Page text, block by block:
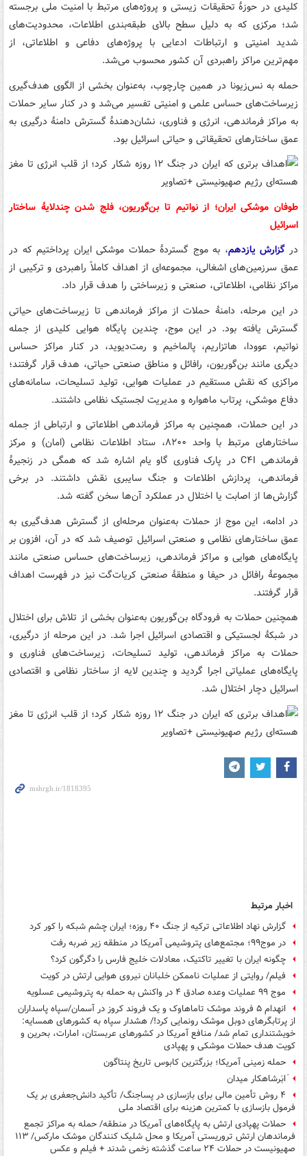
کلیدی در حوزهٔ تحقیقات زیستی و پروژه‌های مرتبط با امنیت ملی برجسته
شد؛ مرکزی که به دلیل سطح بالای طبقه‌بندی اطلاعات، محدودیت‌های
شدید امنیتی و ارتباطات ادعایی با پروژه‌های دفاعی و اطلاعاتی، از
مهم‌ترین مراکز راهبردی آن کشور محسوب می‌شد.
حمله به نس‌زیونا در همین چارچوب، به‌عنوان بخشی از الگوی هدف‌گیری
زیرساخت‌های حساس علمی و امنیتی تفسیر می‌شد و در کنار سایر حملات
به مراکز فرماندهی، انرژی و فناوری، نشان‌دهندهٔ گسترش دامنهٔ درگیری به
عمق ساختارهای تحقیقاتی و حیاتی اسرائیل بود.
طوفان موشکی ایران؛ از نواتیم تا بن‌گوریون، فلج شدن چندلایهٔ ساختار
اسرائیل
درگزارش یازدهم، به موج گستردهٔ حملات موشکی ایران پرداختیم که در
عمق سرزمین‌های اشغالی، مجموعه‌ای از اهداف کاملاً راهبردی و ترکیبی از
مراکز نظامی، اطلاعاتی، صنعتی و زیرساختی را هدف قرار داد.
در این مرحله، دامنهٔ حملات از مراکز فرماندهی تا زیرساخت‌های حیاتی
گسترش یافته بود. در این موج، چندین پایگاه هوایی کلیدی از جمله
نواتیم، عوودا، هاتزاریم، پالماخیم و رمت‌دیوید، در کنار مراکز حساس
دیگری مانند بن‌گوریون، رافائل و مناطق صنعتی حیاتی، هدف قرار گرفتند؛
مراکزی که نقش مستقیم در عملیات هوایی، تولید تسلیحات، سامانه‌های
دفاع موشکی، پرتاب ماهواره و مدیریت لجستیک نظامی داشتند.
در این حملات، همچنین به مراکز فرماندهی اطلاعاتی و ارتباطی از جمله
ساختارهای مرتبط با واحد ۸۲۰۰، ستاد اطلاعات نظامی (امان) و مرکز
فرماندهی C۴I در پارک فناوری گاو یام اشاره شد که همگی در زنجیرهٔ
فرماندهی، پردازش اطلاعات و جنگ سایبری نقش داشتند. در برخی
گزارش‌ها از اصابت یا اختلال در عملکرد آن‌ها سخن گفته شد.
در ادامه، این موج از حملات به‌عنوان مرحله‌ای از گسترش هدف‌گیری به
عمق ساختارهای نظامی و صنعتی اسرائیل توصیف شد که در آن، افزون بر
پایگاه‌های هوایی و مراکز فرماندهی، زیرساخت‌های حساس صنعتی مانند
مجموعهٔ رافائل در حیفا و منطقهٔ صنعتی کریات‌گت نیز در فهرست اهداف
قرار گرفتند.
همچنین حملات به فرودگاه بن‌گوریون به‌عنوان بخشی از تلاش برای اختلال
در شبکهٔ لجستیکی و اقتصادی اسرائیل اجرا شد. در این مرحله از درگیری،
حملات به مراکز فرماندهی، تولید تسلیحات، زیرساخت‌های فناوری و
پایگاه‌های عملیاتی اجرا گردید و چندین لایه از ساختار نظامی و اقتصادی
اسرائیل دچار اختلال شد.
اخبار مرتبط
گزارش نهاد اطلاعاتی ترکیه از جنگ ۴۰ روزه؛ ایران چشم شبکه را کور کرد
در موج۹۹؛ مجتمع‌های پتروشیمی آمریکا در منطقه زیر ضربه رفت
چگونه ایران با تغییر تاکتیک، معادلات خلیج فارس را دگرگون کرد؟
فیلم/ روایتی از عملیات ناممکن خلبانان نیروی هوایی ارتش در کویت
موج ۹۹ عملیات وعده صادق ۴ در واکنش به حمله به پتروشیمی عسلویه
انهدام ۵ فروند موشک تاماهاوک و یک فروند کروز در آسمان/سپاه پاسداران
از پرتابگرهای دوبل موشک رونمایی کرد!/ هشدار سپاه به کشورهای همسایه:
خویشتنداری تمام شد/ منافع آمریکا در کشورهای عربستان، امارات، بحرین و
کویت هدف حملات موشکی و پهپادی
حمله زمینی آمریکا؛ بزرگترین کابوس تاریخ پنتاگون
َابَرشاهکار میدان
۴ روش تأمین مالی برای بازسازی در پساجنگ/ تأکید دانش‌جعفری بر یک
فرمول بازسازی با کمترین هزینه برای اقتصاد ملی
حملات پهپادی ارتش به پایگاه‌های آمریکا در منطقه/ حمله به مراکز تجمع
فرماندهان ارتش تروریستی آمریکا و محل شلیک کنندگان موشک مارکس/ ۱۱۳
صهیونیست در حملات ۲۴ ساعت گذشته زخمی شدند + فیلم و عکس